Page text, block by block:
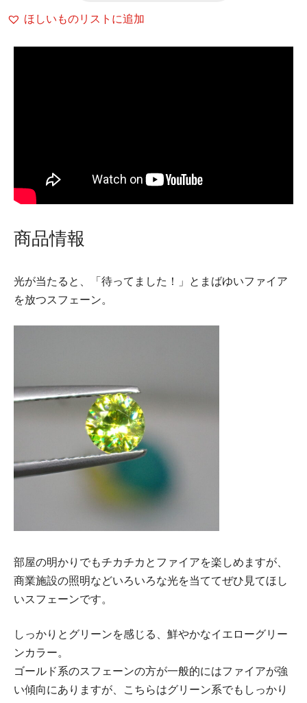
ほしいものリストに追加
商品情報
光が当たると、「待ってました！」とまばゆいファイア
を放つスフェーン。
部屋の明かりでもチカチカとファイアを楽しめますが、
商業施設の照明などいろいろな光を当ててぜひ見てほし
いスフェーンです。
しっかりとグリーンを感じる、鮮やかなイエローグリー
ンカラー。
ゴールド系のスフェーンの方が一般的にはファイアが強
い傾向にありますが、こちらはグリーン系でもしっかり